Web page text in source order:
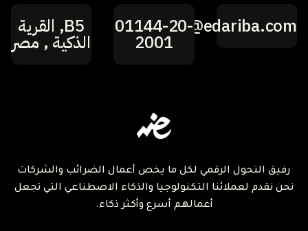
hi@edariba.com
01144-20-
2001
B5, القرية
الذكية , مصر
رفيق التحول الرقمي لكل ما يخص أعمال الضرائب والشركات
نحن نقدم لعملائنا التكنولوجيا والذكاء الاصطناعي التي تجعل
أعمالهم أسرع وأكثر ذكاء.